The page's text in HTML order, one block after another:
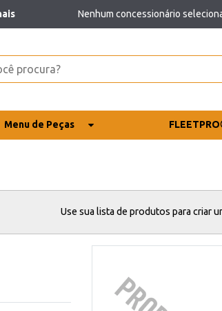
Nenhum concessionário
Menu de Peças
Use sua lista de produtos para criar